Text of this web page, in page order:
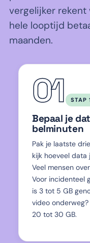
vergelijker
hele looptijd
maanden.
01 STAP
Bepaal je
belminuten
Pak je laatste
kijk hoeveel
Veel mensen
Voor incidenteel
is 3 tot 5 GB
video
20 tot 30 GB.